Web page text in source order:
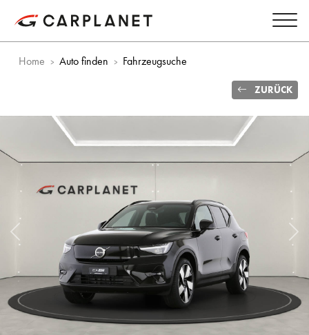
Home Auto finden Fahrzeugsuche
ZURÜCK
Vorheriges Bild